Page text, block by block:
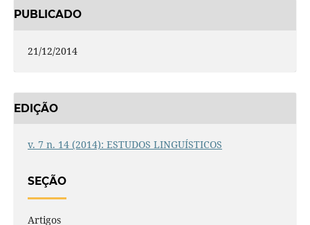
PUBLICADO
21/12/2014
EDIÇÃO
v. 7 n. 14 (2014): ESTUDOS LINGUÍSTICOS
SEÇÃO
Artigos